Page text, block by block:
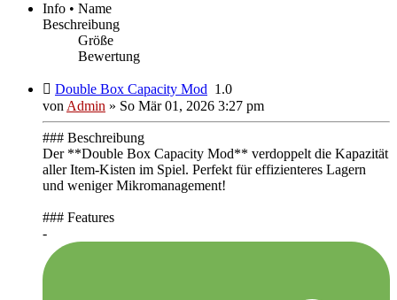
Info • Name
Beschreibung
Größe
Bewertung
Double Box Capacity Mod 1.0
von Admin » So Mär 01, 2026 3:27 pm
### Beschreibung
Der **Double Box Capacity Mod** verdoppelt die Kapazität
aller Item-Kisten im Spiel. Perfekt für effizienteres Lagern
und weniger Mikromanagement!
### Features
-